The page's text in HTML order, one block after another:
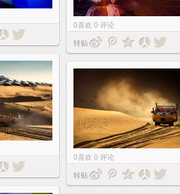
0喜欢 0 评论
转贴
0喜欢 0 评论
转贴